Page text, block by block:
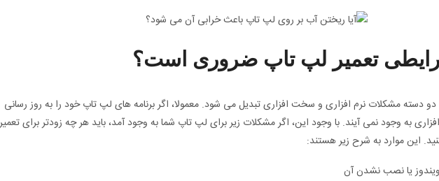
تعمیر لپ تاپ ضروری است؟
دسته مشکلات نرم افزاری و سخت افزاری تبدیل می شود. معمولا، اگر برنامه های لپ تاپ خود را به روز رسانی
به وجود نمی آیند. با وجود این، اگر مشکلات زیر برای لپ تاپ شما به وجود آمد، باید هر چه زودتر برای تعمیر
این موارد به شرح زیر هستند:
ویندوز یا نصب نشدن آن